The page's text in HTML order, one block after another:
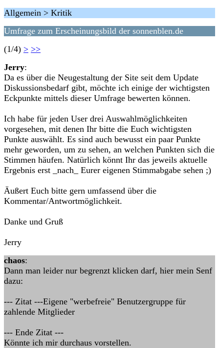
Allgemein > Kritik
Umfrage zum Erscheinungsbild der sonnenblen.de
(1/4) > >>
Jerry:
Da es über die Neugestaltung der Site seit dem Update
Diskussionsbedarf gibt, möchte ich einige der wichtigsten
Eckpunkte mittels dieser Umfrage bewerten können.
Ich habe für jeden User drei Auswahlmöglichkeiten
vorgesehen, mit denen Ihr bitte die Euch wichtigsten
Punkte auswählt. Es sind auch bewusst ein paar Punkte
mehr geworden, um zu sehen, an welchen Punkten sich die
Stimmen häufen. Natürlich könnt Ihr das jeweils aktuelle
Ergebnis erst _nach_ Eurer eigenen Stimmabgabe sehen ;)
Äußert Euch bitte gern umfassend über die
Kommentar/Antwortmöglichkeit.
Danke und Gruß
Jerry
chaos:
Dann man leider nur begrenzt klicken darf, hier mein Senf
dazu:
--- Zitat ---Eigene "werbefreie" Benutzergruppe für
zahlende Mitglieder
--- Ende Zitat ---
Könnte ich mir durchaus vorstellen.